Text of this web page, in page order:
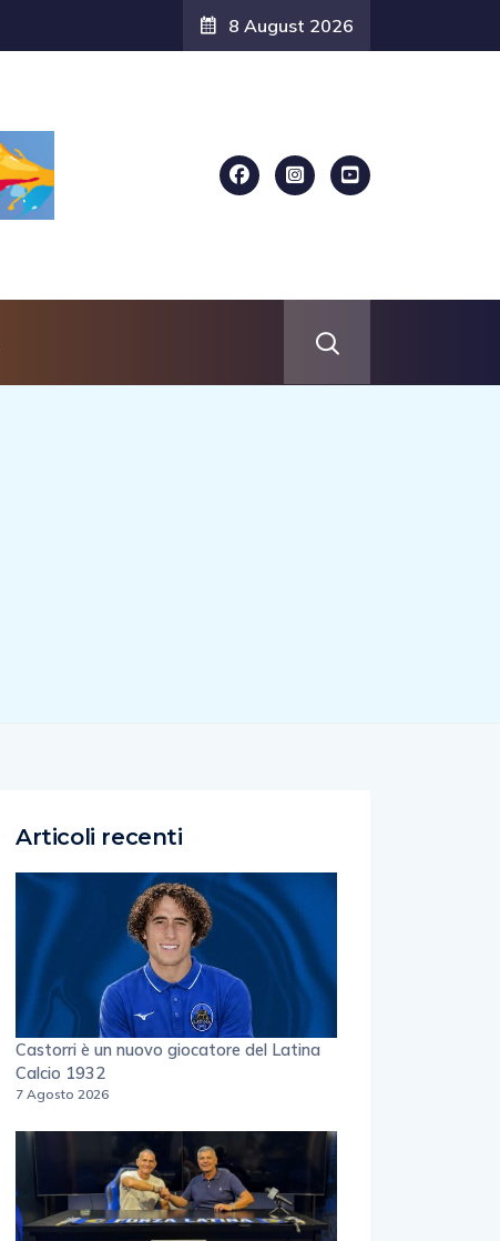
8 August 2026
Articoli recenti
Castorri è un nuovo giocatore del Latina
Calcio 1932
7 Agosto 2026